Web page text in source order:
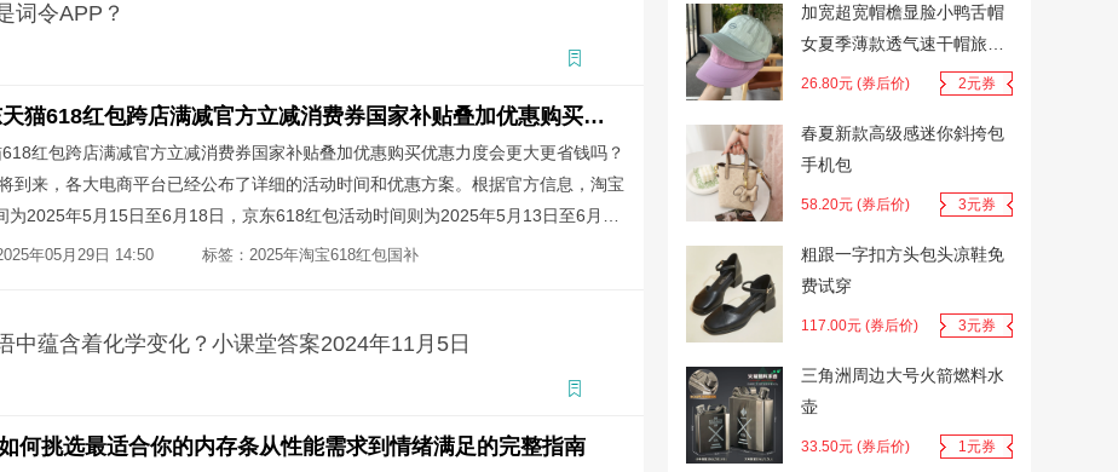
词令APP？
2025年淘宝京东天猫618红包跨店满减官方立减消费券国家补贴叠加优惠购买优惠力度会更大更省钱吗？
红包跨店满减官方立减消费券国家补贴叠加优惠购买优惠力度会更大更省钱吗？
到来，各大电商平台已经公布了详细的活动时间和优惠方案。根据官方信息，淘宝
为2025年5月15日至6月18日，京东618红包活动时间则为2025年5月13日至6月18
了超级红包活动，最高可获得25888元（淘宝天猫）和25618元（京东）的红包奖
年05月29日 14:50 标签： 2025年淘宝618红包国补 2025年京东618红包国补 2025淘宝618红包国家补贴 2025年天猫618
中蕴含着化学变化？小课堂答案2024年11月5日
何挑选最适合你的内存条从性能需求到情绪满足的完整指南
加宽超宽帽檐显脸小鸭舌帽
女夏季薄款透气速干帽旅游
遮阳棒球帽男
26.80元 (券后价) 2元券
春夏新款高级感迷你斜挎包
手机包
58.20元 (券后价) 3元券
粗跟一字扣方头包头凉鞋免
费试穿
117.00元 (券后价) 3元券
三角洲周边大号火箭燃料水
壶
33.50元 (券后价) 1元券